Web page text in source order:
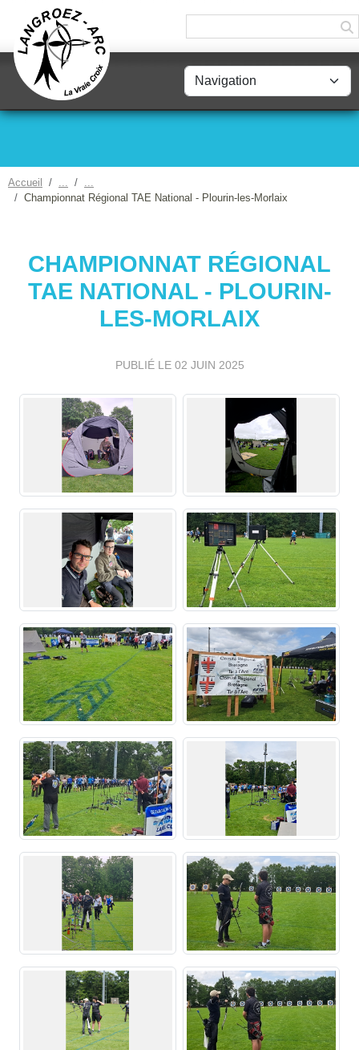
Accueil
Championnat Régional TAE National - Plourin-les-Morlaix
CHAMPIONNAT RÉGIONAL
TAE NATIONAL - PLOURIN-
LES-MORLAIX
PUBLIÉ LE 02 JUIN 2025
Panneau de gestion des cookies